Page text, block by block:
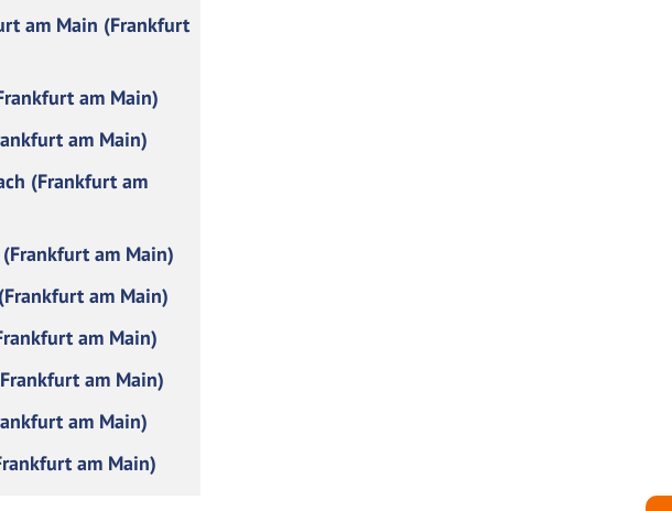
am Main (Frankfurt
am Main)
am Main)
(Frankfurt am
am Main)
am Main)
am Main)
am Main)
am Main)
am Main)